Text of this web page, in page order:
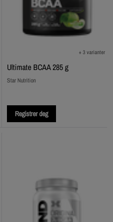
Ultimate BCAA 285 g
+ 3 varianter
Star Nutrition
Registrer deg